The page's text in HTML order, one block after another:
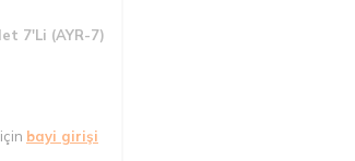
7'Li (AYR-7)
bayi girişi